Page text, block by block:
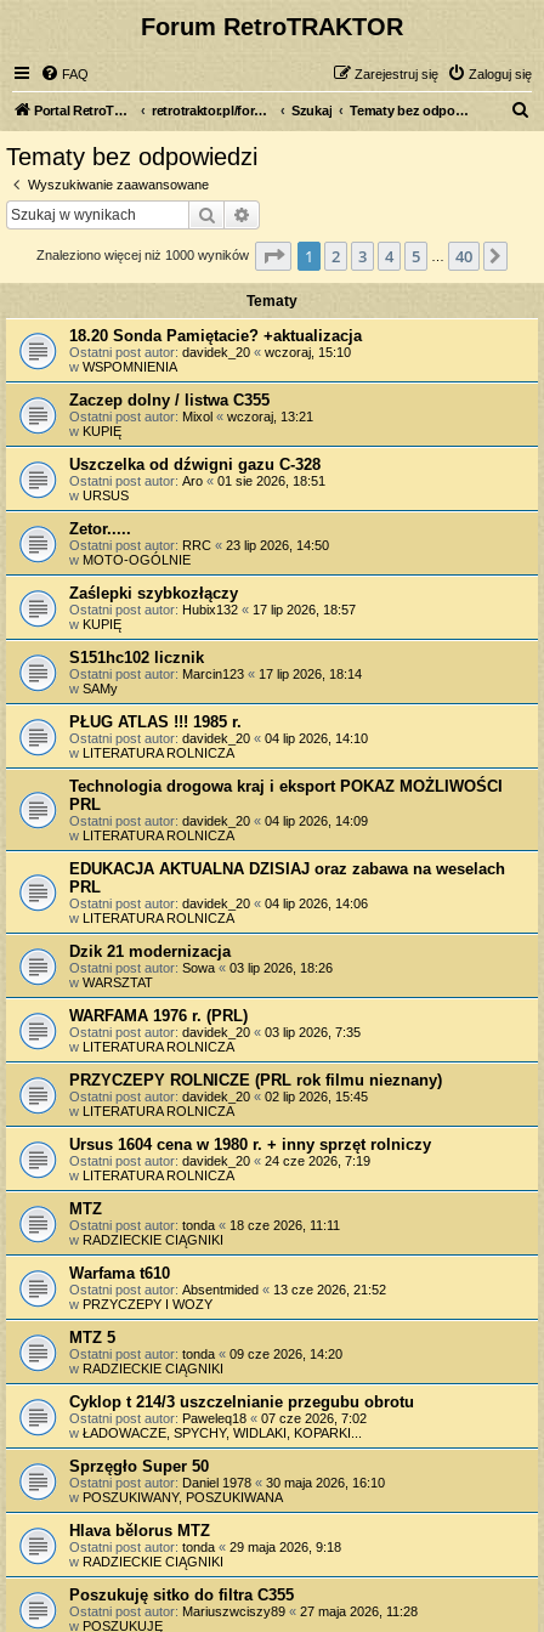
Forum RetroTRAKTOR
FAQ Zaloguj się
Zarejestruj się
Portal RetroTRAKTOR.pl retrotraktor.pl/forum Szukaj Tematy bez odpowiedzi
Tematy bez odpowiedzi
Wyszukiwanie zaawansowane
Szukaj
Znaleziono więcej niż 1000 wyników Strona z40
1 2 3 4 5 40
Tematy
18.20 Sonda Pamiętacie? +aktualizacja
Ostatni post autor: davidek_20 « wczoraj, 15:10
w WSPOMNIENIA
Zaczep dolny / listwa C355
Ostatni post autor: Mixol « wczoraj, 13:21
w KUPIĘ
Uszczelka od dźwigni gazu C-328
Ostatni post autor: Aro « 01 sie 2026, 18:51
w URSUS
Zetor.....
Ostatni post autor: RRC « 23 lip 2026, 14:50
w MOTO-OGÓLNIE
Zaślepki szybkozłączy
Ostatni post autor: Hubix132 « 17 lip 2026, 18:57
w KUPIĘ
S151hc102 licznik
Ostatni post autor: Marcin123 « 17 lip 2026, 18:14
w SAMy
PŁUG ATLAS !!! 1985 r.
Ostatni post autor: davidek_20 « 04 lip 2026, 14:10
w LITERATURA ROLNICZA
Technologia drogowa kraj i eksport POKAZ MOŻLIWOŚCI
PRL
Ostatni post autor: davidek_20 « 04 lip 2026, 14:09
w LITERATURA ROLNICZA
EDUKACJA AKTUALNA DZISIAJ oraz zabawa na weselach
PRL
Ostatni post autor: davidek_20 « 04 lip 2026, 14:06
w LITERATURA ROLNICZA
Dzik 21 modernizacja
Ostatni post autor: Sowa « 03 lip 2026, 18:26
w WARSZTAT
WARFAMA 1976 r. (PRL)
Ostatni post autor: davidek_20 « 03 lip 2026, 7:35
w LITERATURA ROLNICZA
PRZYCZEPY ROLNICZE (PRL rok filmu nieznany)
Ostatni post autor: davidek_20 « 02 lip 2026, 15:45
w LITERATURA ROLNICZA
Ursus 1604 cena w 1980 r. + inny sprzęt rolniczy
Ostatni post autor: davidek_20 « 24 cze 2026, 7:19
w LITERATURA ROLNICZA
MTZ
Ostatni post autor: tonda « 18 cze 2026, 11:11
w RADZIECKIE CIĄGNIKI
Warfama t610
Ostatni post autor: Absentmided « 13 cze 2026, 21:52
w PRZYCZEPY I WOZY
MTZ 5
Ostatni post autor: tonda « 09 cze 2026, 14:20
w RADZIECKIE CIĄGNIKI
Cyklop t 214/3 uszczelnianie przegubu obrotu
Ostatni post autor: Paweleq18 « 07 cze 2026, 7:02
w ŁADOWACZE, SPYCHY, WIDLAKI, KOPARKI...
Sprzęgło Super 50
Ostatni post autor: Daniel 1978 « 30 maja 2026, 16:10
w POSZUKIWANY, POSZUKIWANA
Hlava bělorus MTZ
Ostatni post autor: tonda « 29 maja 2026, 9:18
w RADZIECKIE CIĄGNIKI
Poszukuję sitko do filtra C355
Ostatni post autor: Mariuszwciszy89 « 27 maja 2026, 11:28
w POSZUKUJĘ